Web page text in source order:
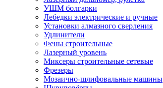
УШМ болгарки
Лебедки электрические и ручные
Установки алмазного сверления
Удлинители
Фены строительные
Лазерный уровень
Миксеры строительные сетевые
Фрезеры
Мозаично-шлифовальные машины